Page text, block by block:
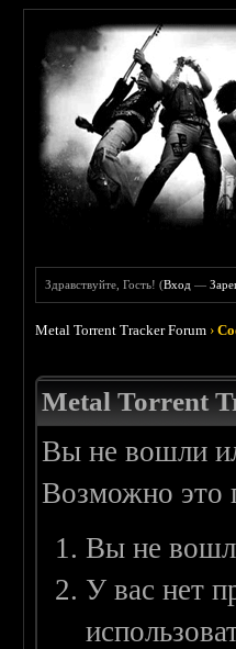
Здравствуйте, Гость! (Вход —
Metal Torrent Tracker Forum ›
Metal Torrent
Вы не вошли
Возможно это
Вы не
У вас нет